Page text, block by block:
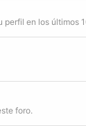
en los últimos
foro.